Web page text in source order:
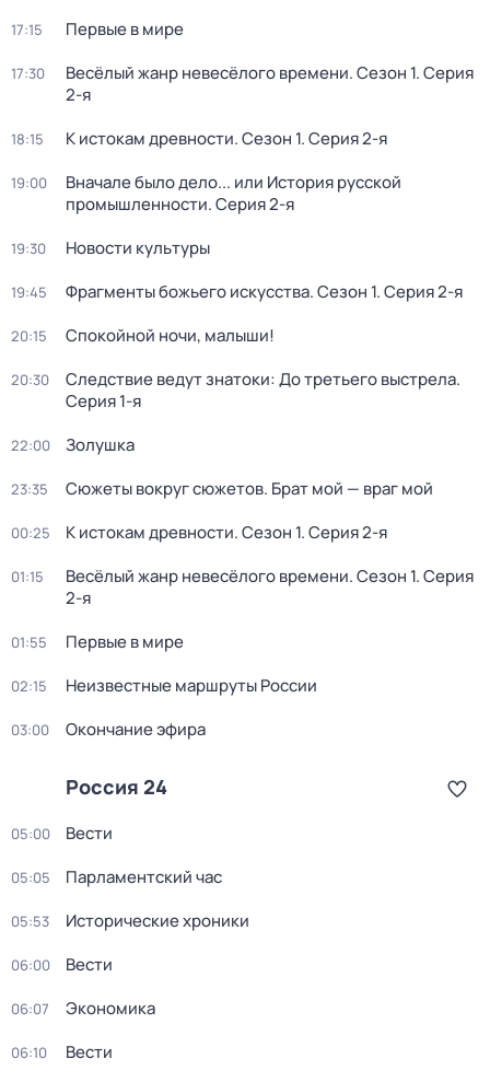
17:15 Первые в мире
17:30 Весёлый жанр невесёлого времени. Сезон 1. Серия
2-я
18:15 К истокам древности. Сезон 1. Серия 2-я
19:00
Вначале было дело... или История русской
промышленности. Серия 2-я
19:30 Новости культуры
19:45 Фрагменты божьего искусства. Сезон 1. Серия 2-я
20:15 Спокойной ночи, малыши!
20:30 Следствие ведут знатоки: До третьего выстрела.
Серия 1-я
22:00 Золушка
23:35 Сюжеты вокруг сюжетов. Брат мой — враг мой
00:25 К истокам древности. Сезон 1. Серия 2-я
01:15 Весёлый жанр невесёлого времени. Сезон 1. Серия
2-я
01:55 Первые в мире
02:15 Неизвестные маршруты России
03:00 Окончание эфира
Россия 24
05:00 Вести
05:05 Парламентский час
05:53 Исторические хроники
06:00 Вести
06:07 Экономика
06:10 Вести